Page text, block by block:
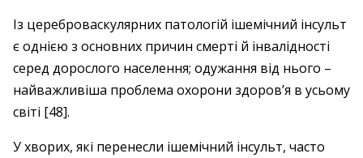
Із цереброваскулярних патологій ішемічний інсульт
є однією з основних причин смерті й інвалідності
серед дорослого населення; одужання від нього –
найважливіша проблема охорони здоров’я в усьому
світі [48].
У хворих, які перенесли ішемічний інсульт, часто